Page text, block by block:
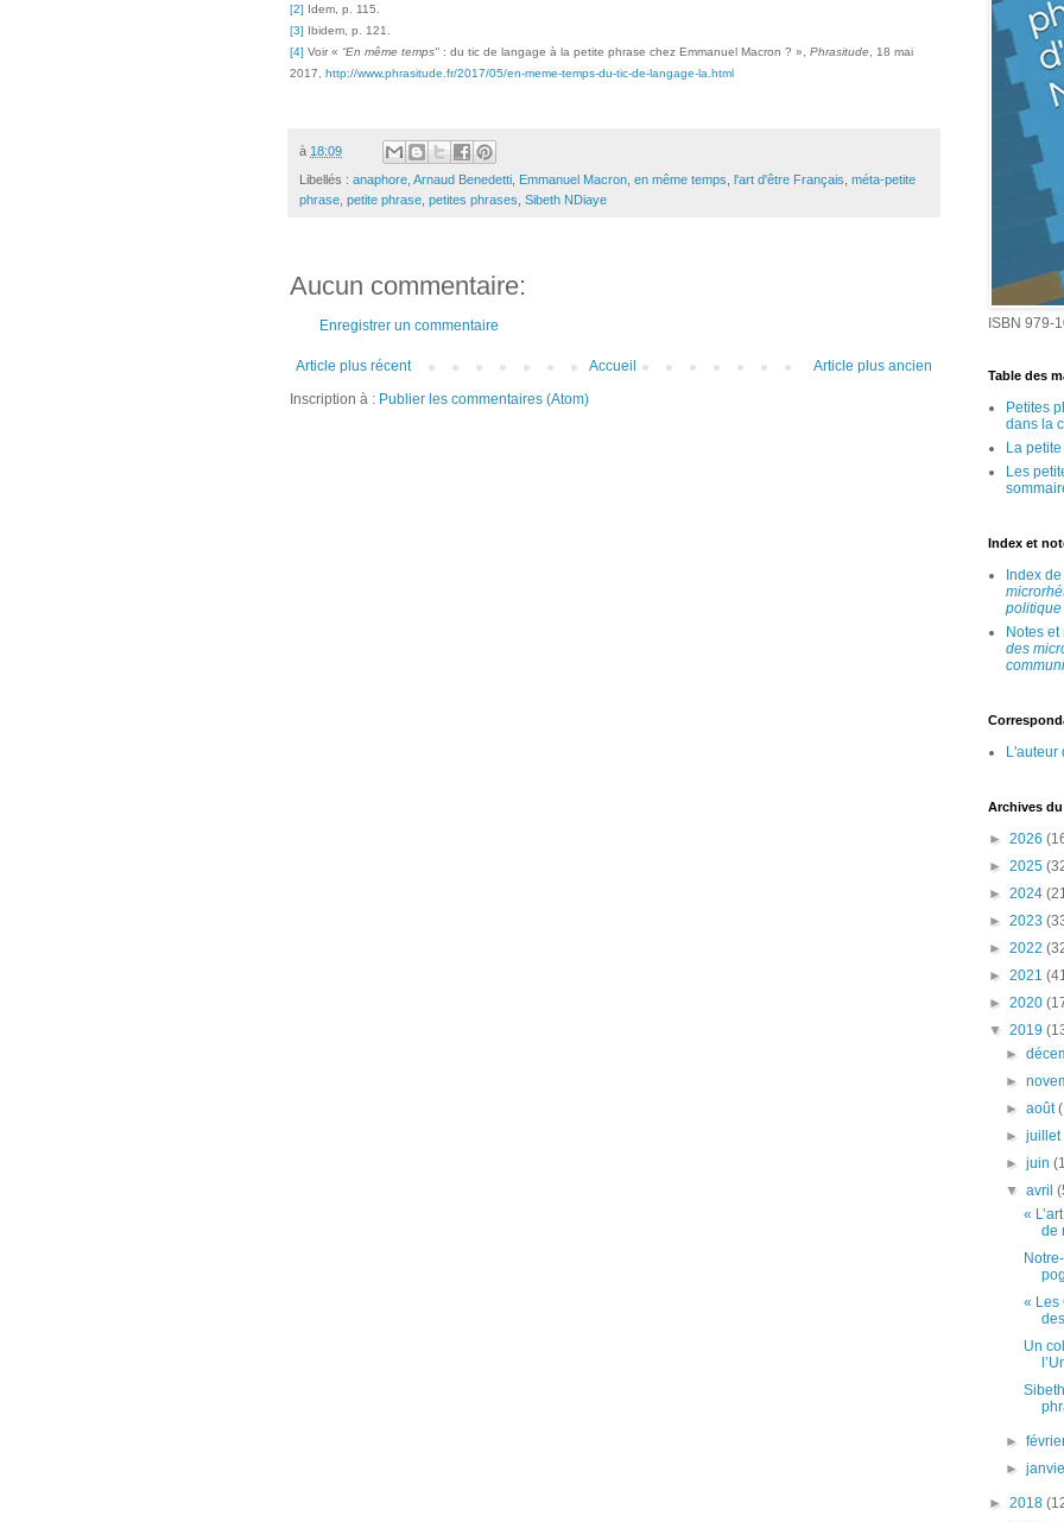
[2] Idem, p. 115.
[3] Ibidem, p. 121.
[4] Voir « “En même temps" : du tic de langage à la petite phrase chez Emmanuel Macron ? », Phrasitude , 18 mai
2017, http://www.phrasitude.fr/2017/05/en-meme-temps-du-tic-de-langage-la.html
à 18:09
Libellés : anaphore Arnaud Benedetti Emmanuel Macron en même temps l'art d'être Français méta-petite
phrase petite phrase petites phrases Sibeth NDiaye
Aucun commentaire:
Enregistrer un commentaire
Article plus récent Article plus ancien
Accueil
Inscription à : Publier les commentaires (Atom)
ISBN 979-
Table des
Petites
dans la
La
Les
Index et
Index de
politique
Notes
des
L'auteur
Archives
► 2026
► 2025
► 2024
► 2023
► 2022
► 2021
► 2020
▼ 2019
►
►
►août
►juillet
►juin
▼avril
«
de
« Les
Un
►
►
► 2018